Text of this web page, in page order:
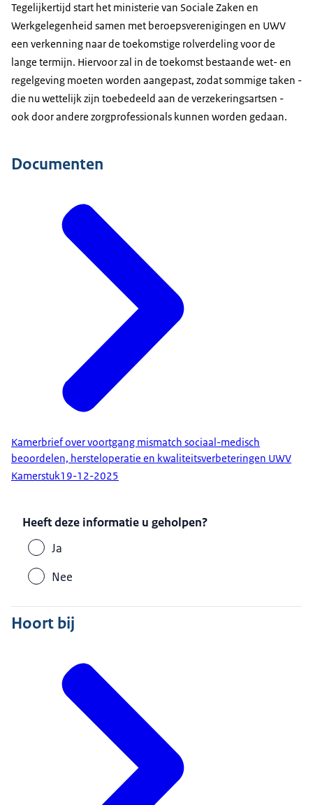
Tegelijkertijd start het ministerie van Sociale Zaken en
Werkgelegenheid samen met beroepsverenigingen en UWV
een verkenning naar de toekomstige rolverdeling voor de
lange termijn. Hiervoor zal in de toekomst bestaande wet- en
regelgeving moeten worden aangepast, zodat sommige taken -
die nu wettelijk zijn toebedeeld aan de verzekeringsartsen -
ook door andere zorgprofessionals kunnen worden gedaan.
Documenten
Kamerbrief over voortgang mismatch sociaal-medisch
beoordelen, hersteloperatie en kwaliteitsverbeteringen UWV
Kamerstuk19-12-2025
Heeft deze informatie u geholpen?
Ja
Nee
Hoort bij